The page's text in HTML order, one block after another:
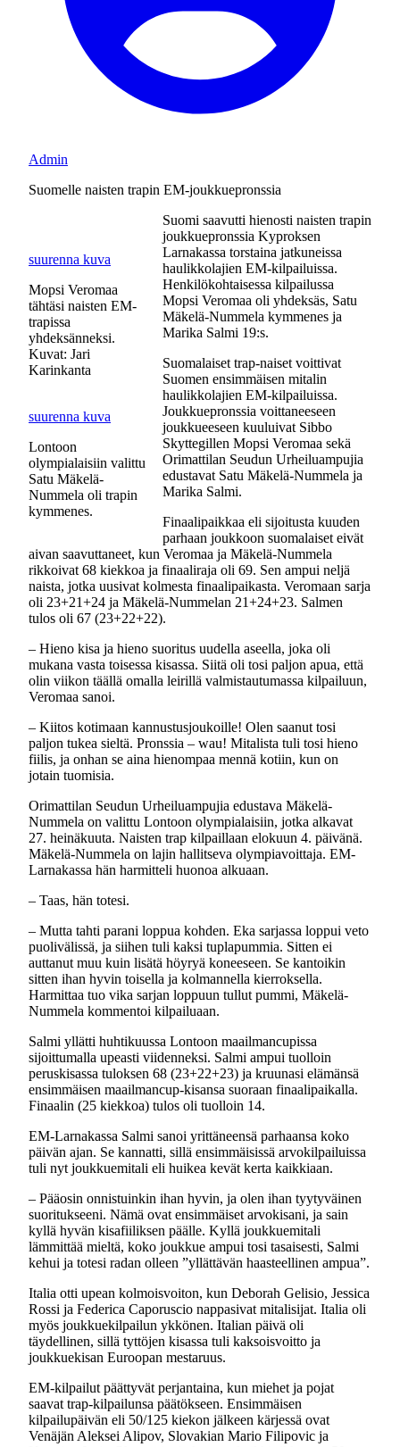
Admin
Suomelle naisten trapin EM-joukkuepronssia
suurenna kuva
Mopsi Veromaa
tähtäsi naisten EM-
trapissa
yhdeksänneksi.
Kuvat: Jari
Karinkanta
suurenna kuva
Lontoon
olympialaisiin valittu
Satu Mäkelä-
Nummela oli trapin
kymmenes.
Suomi saavutti hienosti naisten trapin
joukkuepronssia Kyproksen
Larnakassa torstaina jatkuneissa
haulikkolajien EM-kilpailuissa.
Henkilökohtaisessa kilpailussa
Mopsi Veromaa oli yhdeksäs, Satu
Mäkelä-Nummela kymmenes ja
Marika Salmi 19:s.
Suomalaiset trap-naiset voittivat
Suomen ensimmäisen mitalin
haulikkolajien EM-kilpailuissa.
Joukkuepronssia voittaneeseen
joukkueeseen kuuluivat Sibbo
Skyttegillen Mopsi Veromaa sekä
Orimattilan Seudun Urheiluampujia
edustavat Satu Mäkelä-Nummela ja
Marika Salmi.
Finaalipaikkaa eli sijoitusta kuuden
parhaan joukkoon suomalaiset eivät
aivan saavuttaneet, kun Veromaa ja Mäkelä-Nummela
rikkoivat 68 kiekkoa ja finaaliraja oli 69. Sen ampui neljä
naista, jotka uusivat kolmesta finaalipaikasta. Veromaan sarja
oli 23+21+24 ja Mäkelä-Nummelan 21+24+23. Salmen
tulos oli 67 (23+22+22).
– Hieno kisa ja hieno suoritus uudella aseella, joka oli
mukana vasta toisessa kisassa. Siitä oli tosi paljon apua, että
olin viikon täällä omalla leirillä valmistautumassa kilpailuun,
Veromaa sanoi.
– Kiitos kotimaan kannustusjoukoille! Olen saanut tosi
paljon tukea sieltä. Pronssia – wau! Mitalista tuli tosi hieno
fiilis, ja onhan se aina hienompaa mennä kotiin, kun on
jotain tuomisia.
Orimattilan Seudun Urheiluampujia edustava Mäkelä-
Nummela on valittu Lontoon olympialaisiin, jotka alkavat
27. heinäkuuta. Naisten trap kilpaillaan elokuun 4. päivänä.
Mäkelä-Nummela on lajin hallitseva olympiavoittaja. EM-
Larnakassa hän harmitteli huonoa alkuaan.
– Taas, hän totesi.
– Mutta tahti parani loppua kohden. Eka sarjassa loppui veto
puolivälissä, ja siihen tuli kaksi tuplapummia. Sitten ei
auttanut muu kuin lisätä höyryä koneeseen. Se kantoikin
sitten ihan hyvin toisella ja kolmannella kierroksella.
Harmittaa tuo vika sarjan loppuun tullut pummi, Mäkelä-
Nummela kommentoi kilpailuaan.
Salmi yllätti huhtikuussa Lontoon maailmancupissa
sijoittumalla upeasti viidenneksi. Salmi ampui tuolloin
peruskisassa tuloksen 68 (23+22+23) ja kruunasi elämänsä
ensimmäisen maailmancup-kisansa suoraan finaalipaikalla.
Finaalin (25 kiekkoa) tulos oli tuolloin 14.
EM-Larnakassa Salmi sanoi yrittäneensä parhaansa koko
päivän ajan. Se kannatti, sillä ensimmäisissä arvokilpailuissa
tuli nyt joukkuemitali eli huikea kevät kerta kaikkiaan.
– Pääosin onnistuinkin ihan hyvin, ja olen ihan tyytyväinen
suoritukseeni. Nämä ovat ensimmäiset arvokisani, ja sain
kyllä hyvän kisafiiliksen päälle. Kyllä joukkuemitali
lämmittää mieltä, koko joukkue ampui tosi tasaisesti, Salmi
kehui ja totesi radan olleen ”yllättävän haasteellinen ampua”.
Italia otti upean kolmoisvoiton, kun Deborah Gelisio, Jessica
Rossi ja Federica Caporuscio nappasivat mitalisijat. Italia oli
myös joukkuekilpailun ykkönen. Italian päivä oli
täydellinen, sillä tyttöjen kisassa tuli kaksoisvoitto ja
joukkuekisan Euroopan mestaruus.
EM-kilpailut päättyvät perjantaina, kun miehet ja pojat
saavat trap-kilpailunsa päätökseen. Ensimmäisen
kilpailupäivän eli 50/125 kiekon jälkeen kärjessä ovat
Venäjän Aleksei Alipov, Slovakian Mario Filipovic ja